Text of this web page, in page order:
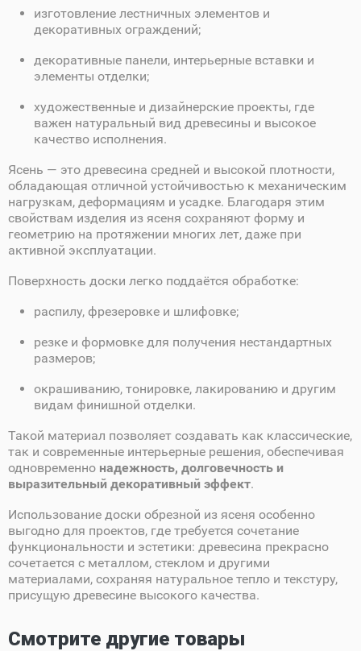
изготовление лестничных элементов и
декоративных ограждений;
декоративные панели, интерьерные вставки и
элементы отделки;
художественные и дизайнерские проекты, где
важен натуральный вид древесины и высокое
качество исполнения.
Ясень — это древесина средней и высокой плотности,
обладающая отличной устойчивостью к механическим
нагрузкам, деформациям и усадке. Благодаря этим
свойствам изделия из ясеня сохраняют форму и
геометрию на протяжении многих лет, даже при
активной эксплуатации.
Поверхность доски легко поддаётся обработке:
распилу, фрезеровке и шлифовке;
резке и формовке для получения нестандартных
размеров;
окрашиванию, тонировке, лакированию и другим
видам финишной отделки.
Такой материал позволяет создавать как классические,
так и современные интерьерные решения, обеспечивая
одновременно надежность, долговечность и
выразительный декоративный эффект.
Использование доски обрезной из ясеня особенно
выгодно для проектов, где требуется сочетание
функциональности и эстетики: древесина прекрасно
сочетается с металлом, стеклом и другими
материалами, сохраняя натуральное тепло и текстуру,
присущую древесине высокого качества.
Смотрите другие товары